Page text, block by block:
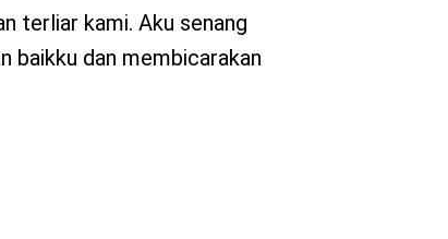
terliar kami. Aku senang
baikku dan membicarakan